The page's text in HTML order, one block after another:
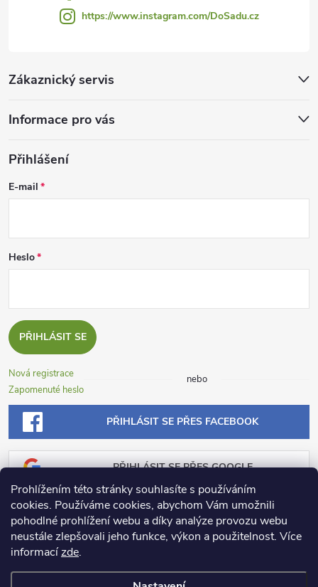
Prohlížením této stránky souhlasíte s používáním
cookies. Používáme cookies, abychom Vám umožnili
pohodlné prohlížení webu a díky analýze provozu webu
neustále zlepšovali jeho funkce, výkon a použitelnost. Více
informacízde.
Zákaznický servis
Informace pro vás
https://www.instagram.com/DoSadu.cz
Přihlášení
E-mail
Heslo
PŘIHLÁSIT SE
Nová registrace
Zapomenuté heslo
nebo
PŘIHLÁSIT SE PŘES FACEBOOK
PŘIHLÁSIT SE PŘES GOOGLE
PŘIHLÁSIT SE PŘES SEZNAM